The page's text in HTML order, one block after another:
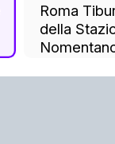
Roma
della